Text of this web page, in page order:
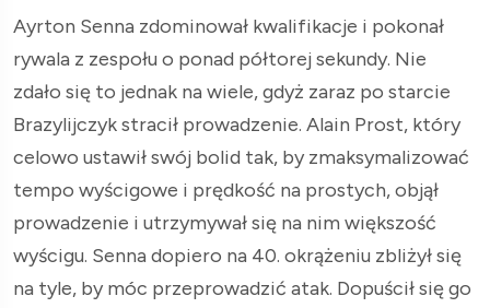
Ayrton Senna zdominował kwalifikacje i pokonał
rywala z zespołu o ponad półtorej sekundy. Nie
zdało się to jednak na wiele, gdyż zaraz po starcie
Brazylijczyk stracił prowadzenie. Alain Prost, który
celowo ustawił swój bolid tak, by zmaksymalizować
tempo wyścigowe i prędkość na prostych, objął
prowadzenie i utrzymywał się na nim większość
wyścigu. Senna dopiero na 40. okrążeniu zbliżył się
na tyle, by móc przeprowadzić atak. Dopuścił się go